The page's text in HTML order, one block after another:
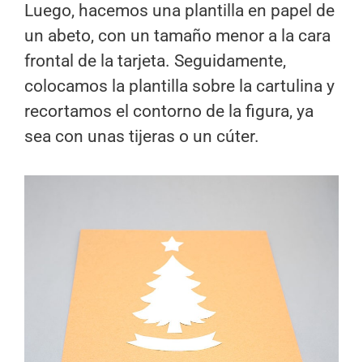
Luego, hacemos una plantilla en papel de
un abeto, con un tamaño menor a la cara
frontal de la tarjeta. Seguidamente,
colocamos la plantilla sobre la cartulina y
recortamos el contorno de la figura, ya
sea con unas tijeras o un cúter.